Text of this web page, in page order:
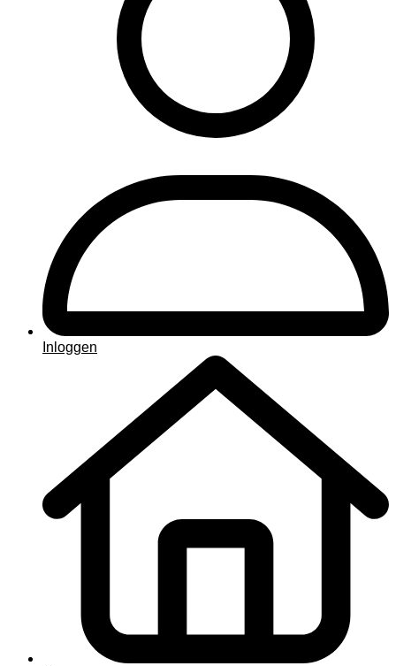
Inloggen